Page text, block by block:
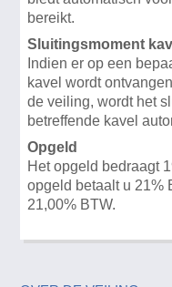
bereikt.
Sluitingsmoment
Indien er op een
kavel wordt
de veiling, wordt het
betreffende kavel
Opgeld
Het opgeld bedraagt
opgeld betaalt u 21%
21,00% BTW.